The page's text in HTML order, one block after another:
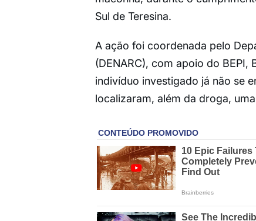
Sul de Teresina.
A ação foi coordenada pelo
(DENARC), com apoio do BEPI,
indivíduo investigado já não se
localizaram, além da droga,